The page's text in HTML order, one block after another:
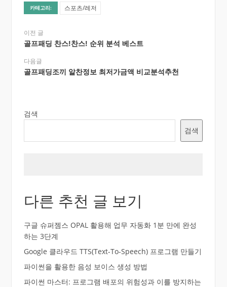
카테고리: 스포츠/레저
이전 글
골프패딩 찬스!찬스! 순위 분석 베스트
다음글
골프패딩조끼 알찬정보 최저가금액 비교분석추천
검색
검색
다른 추천 글 보기
구글 슈퍼젬스 OPAL 활용해 업무 자동화 1분 만에 완성
하는 3단계
Google 클라우드 TTS(Text-To-Speech) 프로그램 만들기
파이썬을 활용한 음성 보이스 생성 방법
파이썬 마스터: 프로그램 배포의 위험성과 이를 방지하는